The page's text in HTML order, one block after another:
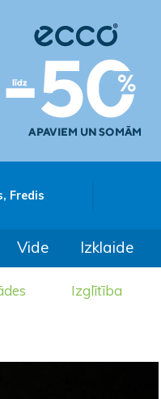
Fredis
Vide Izklaide
Izglītība